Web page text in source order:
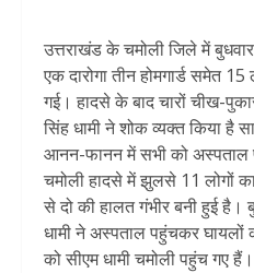
उत्तराखंड के चमोली जिले में
एक दारोगा तीन होमगार्ड समेत
गई। हादसे के बाद चारों चीख-
सिंह धामी ने शोक व्यक्त किया है
आनन-फानन में सभी को अस्पताल
चमोली हादसे में झुलसे 11 लोगों
से दो की हालत गंभीर बनी हुई है।
धामी ने अस्पताल पहुंचकर
को सीएम धामी चमोली पहुंच गए हैं।